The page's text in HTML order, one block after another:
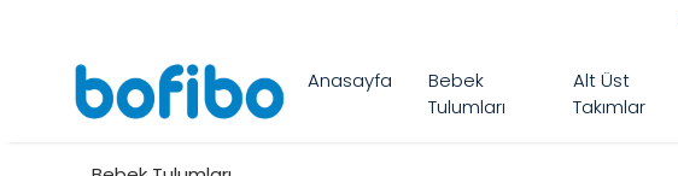
Anasayfa
Bebek
Tulumları
Alt Üst
Takımlar